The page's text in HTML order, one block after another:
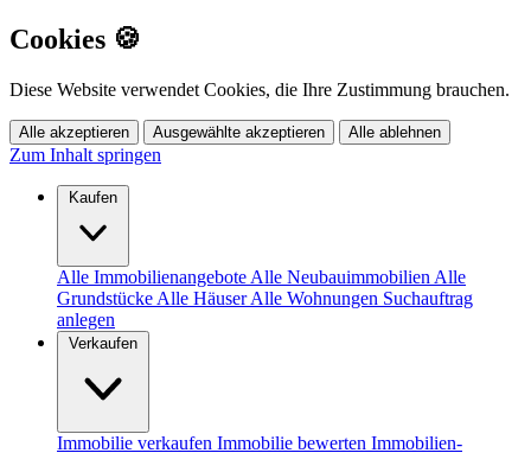
Cookies 🍪
Diese Website verwendet Cookies, die Ihre Zustimmung brauchen.
Alle akzeptieren Ausgewählte akzeptieren Alle ablehnen
Zum Inhalt springen
Kaufen
Alle Immobilienangebote Alle Neubauimmobilien Alle
Grundstücke Alle HäuserAlle Wohnungen Suchauftrag
anlegen
Verkaufen
Immobilie verkaufen Immobilie bewerten Immobilien-